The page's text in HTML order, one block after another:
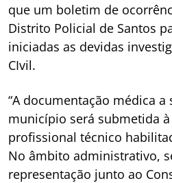
que um boletim de
Distrito Policial de Santos
iniciadas as devidas
CIvil.
“A documentação médica
município será submetida
profissional técnico
No âmbito administrativo,
representação junto ao